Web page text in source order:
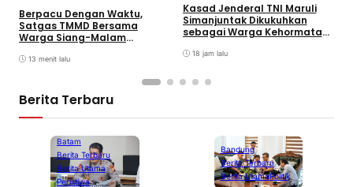
Berpacu Dengan Waktu,
Satgas TMMD Bersama
Warga Siang-Malam
13 menit lalu
Kasad Jenderal TNI Maruli
Simanjuntak Dikukuhkan
sebagai Warga Kehormatan
18 jam lalu
Berita Terbaru
Batam
Berita Terbaru
Berita Utama
Peristiwa
Bandung
Berita Terbaru
Berita UtamaPolitik